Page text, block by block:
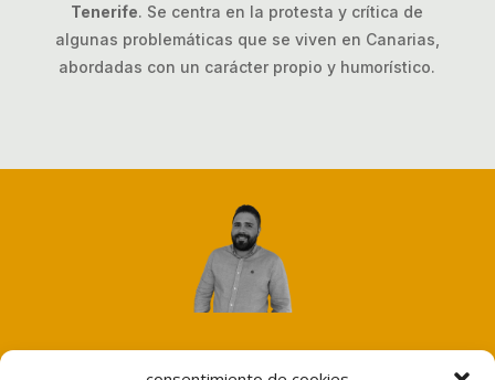
Tenerife. Se centra en la protesta y crítica de
algunas problemáticas que se viven en Canarias,
abordadas con un carácter propio y humorístico.